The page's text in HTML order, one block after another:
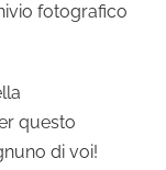
fotografico
questo
di voi!